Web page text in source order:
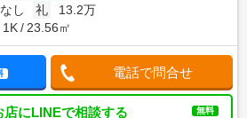
なし 礼
13.2万
1K 23.56㎡
電話で問合せ
店にLINEで相談する 無料